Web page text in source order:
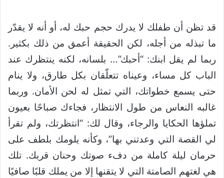
قد تظن أن طفلك لا يدرك حجم حبك له، أو أنه لا يقدّر
ما تبذله من أجله، لكن الحقيقة أعمق من ذلك بكثير.
ربما لم يقل ابنك: “أحبك”… بلسانه، لكنه ينتظرك عند
الباب كل مساء، وعيناه تتعلّقان بكل طارق، ولا ينام
حتى يسمع خطواتك، التي تمثل له لحن الأمان. وربما
غالبه النعاس من طول الانتظار، فجاءك صباحًا بعيون
تملؤها الحكايا والرجاء، وقال لك: “انتظرتك، ولم تقرأ
لي القصة التي وعدتني بها”، وكأنه يلومك بلطف على
حرمان ليلة كاملة من دفء صوتك وحنان قربك. تلك
هي لغتهم الصامتة التي لا يتقنها إلا من يملك قلبًا صافيًا